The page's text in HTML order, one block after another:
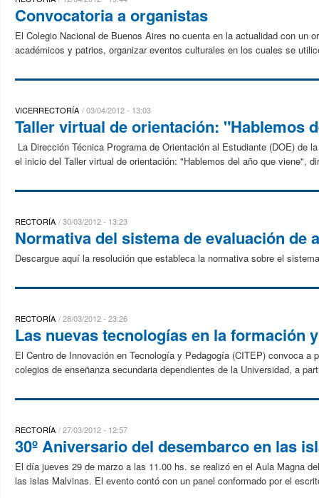
Convocatoria a organistas
El Colegio Nacional de Buenos Aires no cuenta en la actualidad con un
académicos y patrios, organizar eventos culturales en los cuales se
VICERRECTORÍA 03/04/2012 - 13:03
Taller virtual de orientación: "Hablemos
La Dirección Técnica Programa de Orientación al Estudiante (DOE)
el inicio del Taller virtual de orientación: "Hablemos del año que viene",
RECTORÍA 30/03/2012 - 13:23
Normativa del sistema de evaluación de
Descargue aquí la resolución que estableca la normativa sobre el
RECTORÍA 28/03/2012 - 23:26
Las nuevas tecnologías en la formación
El Centro de Innovación en Tecnología y Pedagogía (CITEP) convoca
colegios de enseñanza secundaria dependientes de la Universidad, a
RECTORÍA 27/03/2012 - 12:57
30º Aniversario del desembarco en las
El día jueves 29 de marzo a las 11.00 hs. se realizó en el Aula Magna
las islas Malvinas. El evento contó con un panel conformado por el